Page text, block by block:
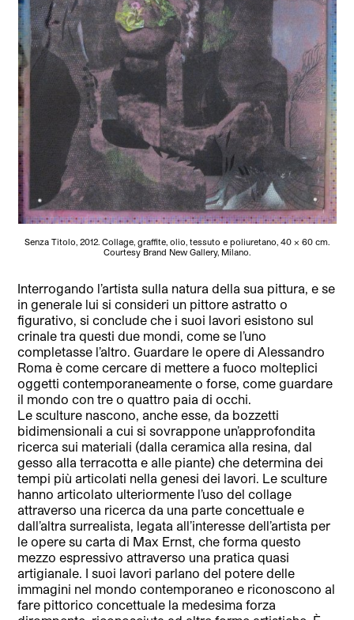
Senza Titolo, 2012. Collage, graffite, olio, tessuto e poliuretano, 40 x 60 cm.
Courtesy Brand New Gallery, Milano.
Interrogando l’artista sulla natura della sua pittura, e se
in generale lui si consideri un pittore astratto o
figurativo, si conclude che i suoi lavori esistono sul
crinale tra questi due mondi, come se l’uno
completasse l’altro. Guardare le opere di Alessandro
Roma è come cercare di mettere a fuoco molteplici
oggetti contemporaneamente o forse, come guardare
il mondo con tre o quattro paia di occhi.
Le sculture nascono, anche esse, da bozzetti
bidimensionali a cui si sovrappone un’approfondita
ricerca sui materiali (dalla ceramica alla resina, dal
gesso alla terracotta e alle piante) che determina dei
tempi più articolati nella genesi dei lavori. Le sculture
hanno articolato ulteriormente l’uso del collage
attraverso una ricerca da una parte concettuale e
dall’altra surrealista, legata all’interesse dell’artista per
le opere su carta di Max Ernst, che forma questo
mezzo espressivo attraverso una pratica quasi
artigianale. I suoi lavori parlano del potere delle
immagini nel mondo contemporaneo e riconoscono al
fare pittorico concettuale la medesima forza